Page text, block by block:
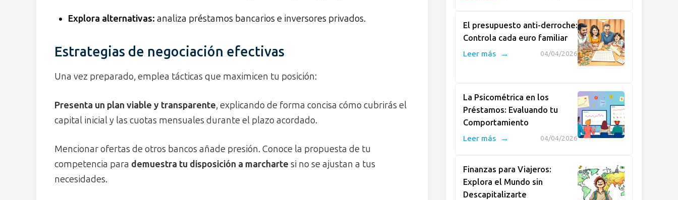
Explora alternativas: analiza préstamos bancarios e inversores privados.
Estrategias de negociación efectivas
Una vez preparado, emplea tácticas que maximicen tu posición:
Presenta un plan viable y transparente, explicando de forma concisa cómo cubrirás el
capital inicial y las cuotas mensuales durante el plazo acordado.
Mencionar ofertas de otros bancos añade presión. Conoce la propuesta de tu
competencia para demuestra tu disposición a marcharte si no se ajustan a tus
necesidades.
El presupuesto anti-derroche:
Controla cada euro familiar
04/04/2026
Leer más →
La Psicométrica en los
Préstamos: Evaluando tu
Comportamiento
04/04/2026
Leer más →
Finanzas para Viajeros:
Explora el Mundo sin
Descapitalizarte